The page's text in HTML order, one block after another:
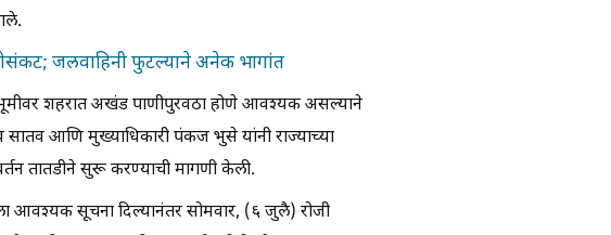
जलवाहिनी फुटल्याने अनेक भागांत
शहरात अखंड पाणीपुरवठा होणे आवश्यक असल्याने
सातव आणि मुख्याधिकारी पंकज भुसे यांनी राज्याच्या
तातडीने सुरू करण्याची मागणी केली.
आवश्यक सूचना दिल्यानंतर सोमवार, (६ जुलै) रोजी